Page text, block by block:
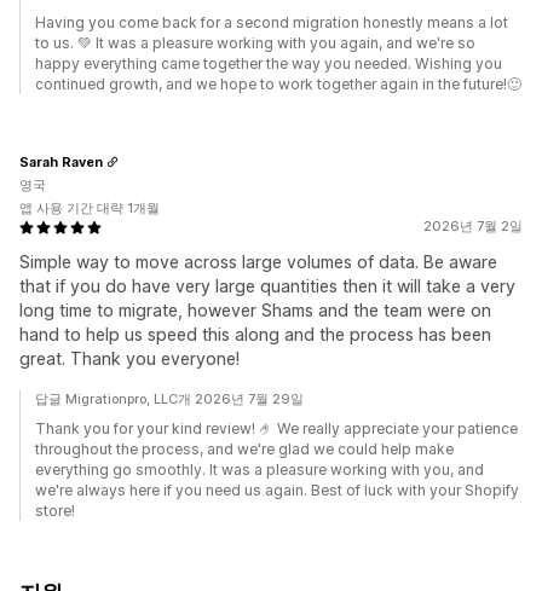
Having you come back for a second migration honestly means a lot
to us. 💚 It was a pleasure working with you again, and we're so
happy everything came together the way you needed. Wishing you
continued growth, and we hope to work together again in the future!🙂
2026년 7월 2일
Simple way to move across large volumes of data. Be aware
that if you do have very large quantities then it will take a very
long time to migrate, however Shams and the team were on
hand to help us speed this along and the process has been
great. Thank you everyone!
Sarah Raven
영국
앱 사용 기간 대략 1개월
답글 Migrationpro, LLC개 2026년 7월 29일
Thank you for your kind review! 🤌 We really appreciate your patience
throughout the process, and we're glad we could help make
everything go smoothly. It was a pleasure working with you, and
we're always here if you need us again. Best of luck with your Shopify
store!